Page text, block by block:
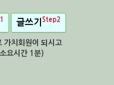
글쓰기 Step2
가치회원이 되시고
요시간 1분)